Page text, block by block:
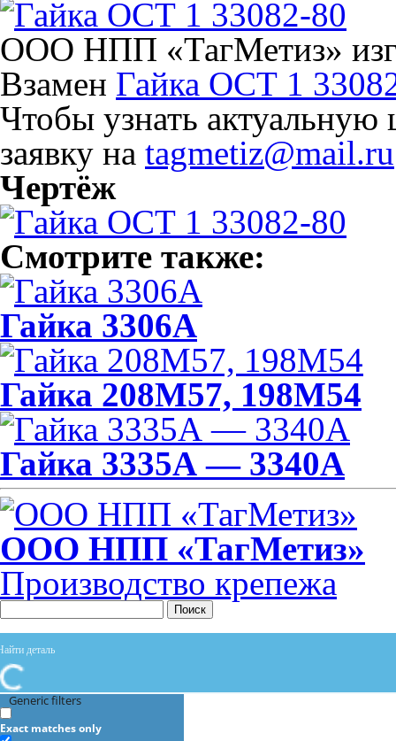
ООО НПП «ТагМетиз»
Взамен Гайка ОСТ 1
Чтобы узнать
заявку на tagmetiz@mail.ru
Чертёж
Смотрите также:
Гайка 3306А
Гайка 208М57, 198M54
Гайка 3335А — 3340А
ООО НПП «ТагМетиз»
Производство крепежа
Поиск
Generic filters
Exact matches only